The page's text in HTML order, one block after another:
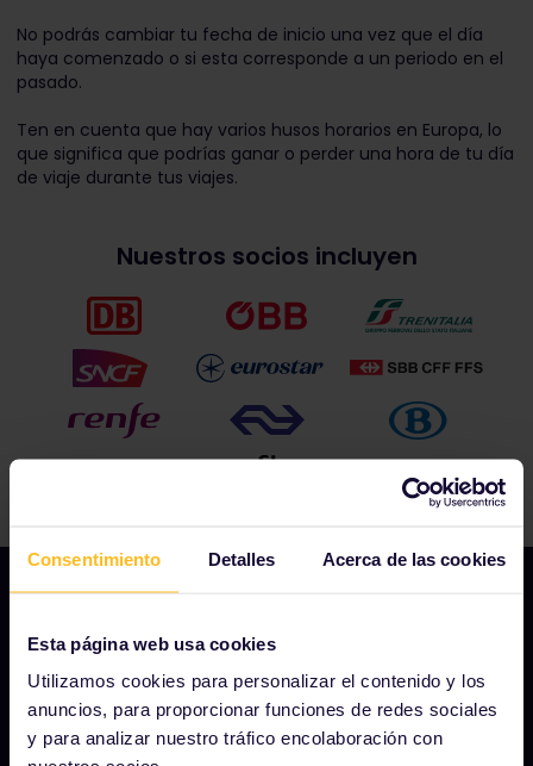
Consentimiento Detalles Acerca de las cookies
Esta página web usa cookies
Utilizamos cookies para personalizar el contenido y los
anuncios, para proporcionar funciones de redes sociales
y para analizar nuestro tráfico encolaboración con
No podrás cambiar tu fecha de inicio una vez que el día
haya comenzado o si esta corresponde a un periodo en el
pasado.
Ten en cuenta que hay varios husos horarios en Europa, lo
que significa que podrías ganar o perder una hora de tu día
de viaje durante tus viajes.
Nuestros socios incluyen
Quiénes somos
Carreras profesionales